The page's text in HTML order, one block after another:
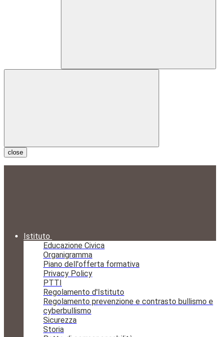
close
Istituto
Educazione Civica
Organigramma
Piano dell'offerta formativa
Privacy Policy
PTTI
Regolamento d'Istituto
Regolamento prevenzione e contrasto bullismo e
cyberbullismo
Sicurezza
Storia